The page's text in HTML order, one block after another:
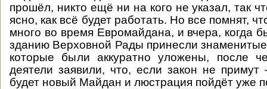
прошёл, никто ещё ни на кого не указал, так
ясно, как всё будет работать. Но все помнят,
много во время Евромайдана, и вчера, когда
зданию Верховной Рады принесли
которые были аккуратно уложены, после
деятели заявили, что, если закон не
будет новый Майдан и люстрация пойдёт уже